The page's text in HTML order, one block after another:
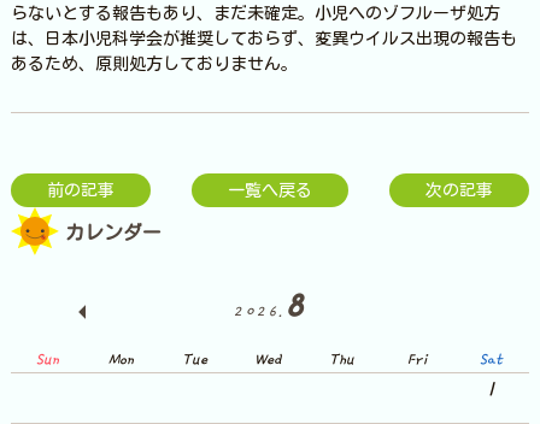
らないとする報告もあり、まだ未確定。小児へのゾフルーザ処方
は、日本小児科学会が推奨しておらず、変異ウイルス出現の報告も
あるため、原則処方しておりません。
前の記事 一覧へ戻る 次の記事
カレンダー
2026. 8
Sun Mon Tue Wed Thu Fri Sat
1